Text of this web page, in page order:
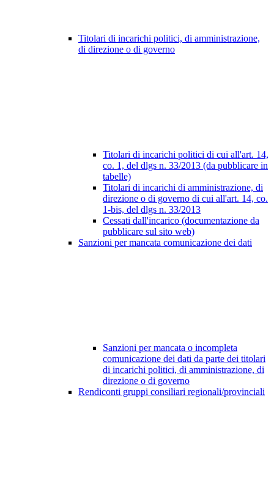
Titolari di incarichi politici, di amministrazione,
di direzione o di governo
Titolari di incarichi politici di cui all'art. 14,
co. 1, del dlgs n. 33/2013 (da pubblicare in
tabelle)
Titolari di incarichi di amministrazione, di
direzione o di governo di cui all'art. 14, co.
1-bis, del dlgs n. 33/2013
Cessati dall'incarico (documentazione da
pubblicare sul sito web)
Sanzioni per mancata comunicazione dei dati
Sanzioni per mancata o incompleta
comunicazione dei dati da parte dei titolari
di incarichi politici, di amministrazione, di
direzione o di governo
Rendiconti gruppi consiliari regionali/provinciali